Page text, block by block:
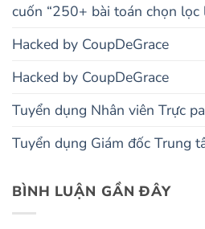
cuốn “250+ bài toán chọn lọc
Hacked by CoupDeGrace
Hacked by CoupDeGrace
Tuyển dụng Nhân viên Trực
Tuyển dụng Giám đốc Trung
BÌNH LUẬN GẦN ĐÂY